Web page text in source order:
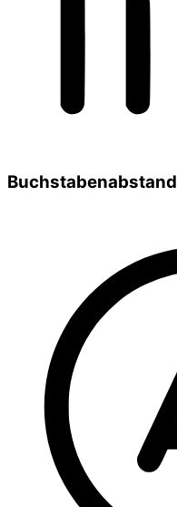
Buchstabenabstand